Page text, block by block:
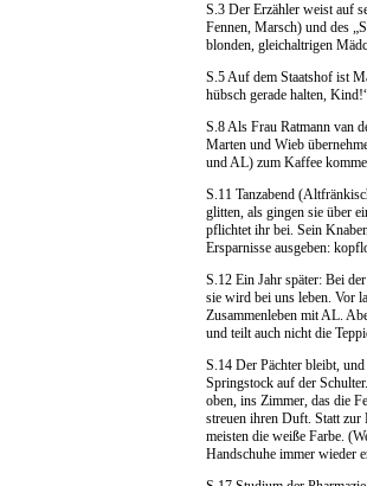
S.3 Der Erzähler weist auf
Fennen, Marsch) und des
blonden, gleichaltrigen
S.5 Auf dem Staatshof ist
hübsch gerade halten,
S.8 Als Frau Ratmann van
Marten und Wieb
und AL) zum Kaffee
S.11 Tanzabend
glitten, als gingen sie über
pflichtet ihr bei. Sein
Ersparnisse ausgeben:
S.12 Ein Jahr später: Bei
sie wird bei uns leben. Vor
Zusammenleben mit AL.
und teilt auch nicht die
S.14 Der Pächter bleibt,
Springstock auf der
oben, ins Zimmer, das die
streuen ihren Duft. Statt
meisten die weiße Farbe.
Handschuhe immer wieder